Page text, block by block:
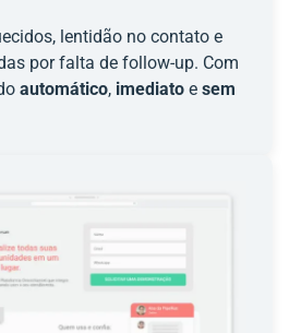
lentidão no contato e
por falta de follow-up. Com
automático, imediato e sem